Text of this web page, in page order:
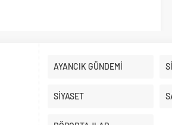
AYANCIK GÜNDEMİ
SİYASET